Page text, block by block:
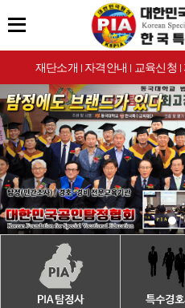
재단소개 | 자격안내 | 교육신청 |